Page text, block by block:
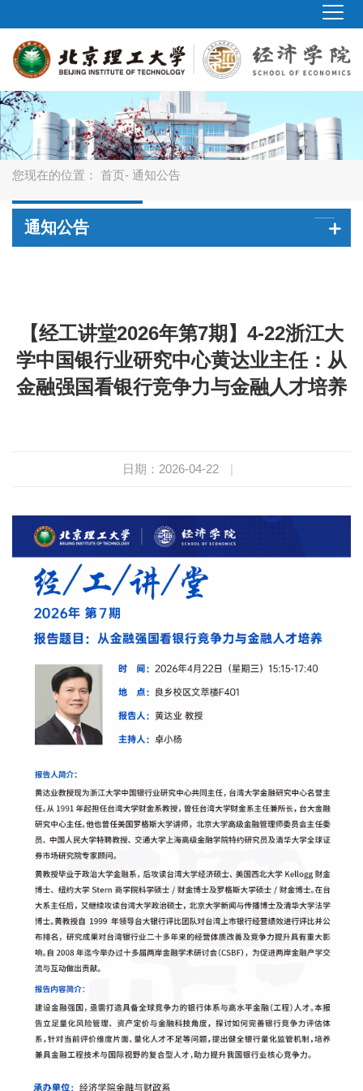
您现在的位置： 首页- 通知公告
通知公告
【经工讲堂2026年第7期】4-22浙江大
学中国银行业研究中心黄达业主任：从
金融强国看银行竞争力与金融人才培养
日期：2026-04-22 |